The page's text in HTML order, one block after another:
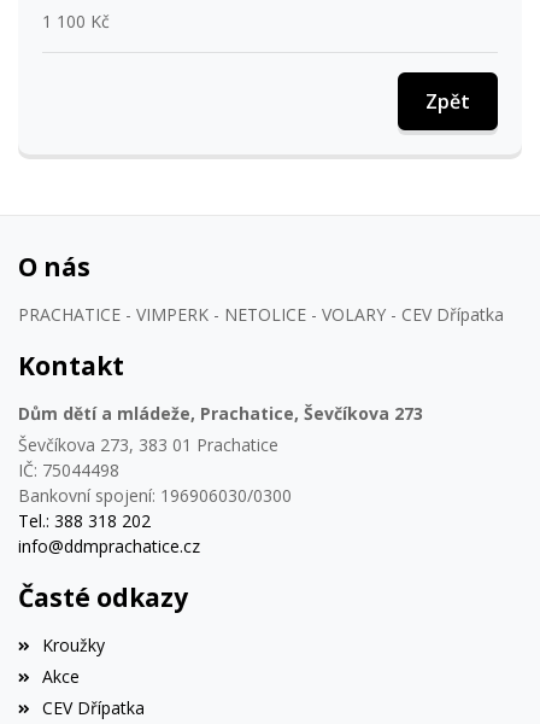
1 100 Kč
Zpět
O nás
PRACHATICE - VIMPERK - NETOLICE - VOLARY - CEV Dřípatka
Kontakt
Dům dětí a mládeže, Prachatice, Ševčíkova 273
Ševčíkova 273, 383 01 Prachatice
IČ: 75044498
Bankovní spojení: 196906030/0300
Tel.: 388 318 202
info@ddmprachatice.cz
Časté odkazy
Kroužky
Akce
CEV Dřípatka